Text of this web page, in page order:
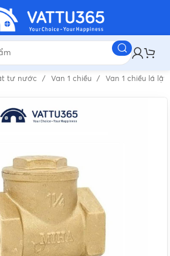
tư nước Van 1 chiều Van 1 chiều lá lật